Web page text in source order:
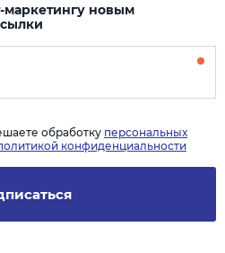
маркетингу новым
обработку персональных
конфиденциальности